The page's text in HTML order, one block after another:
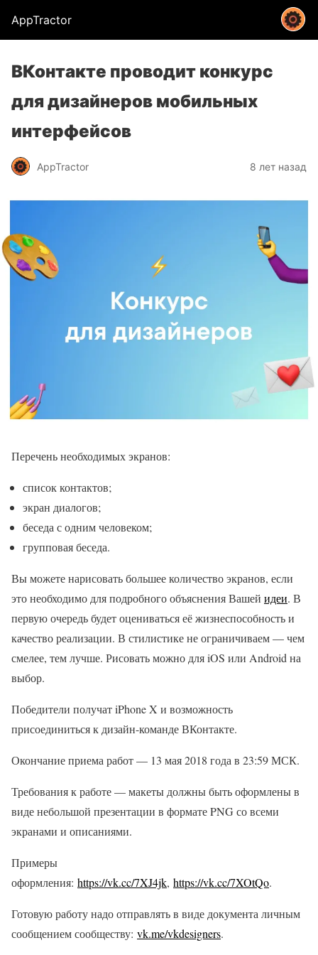
AppTractor
ВКонтакте проводит конкурс
для дизайнеров мобильных
интерфейсов
AppTractor 8 лет назад
Перечень необходимых экранов:
список контактов;
экран диалогов;
беседа с одним человеком;
групповая беседа.
Вы можете нарисовать большее количество экранов, если
это необходимо для подробного объяснения Вашей идеи. В
первую очередь будет оцениваться её жизнеспособность и
качество реализации. В стилистике не ограничиваем — чем
смелее, тем лучше. Рисовать можно для iOS или Android на
выбор.
Победители получат iPhone X и возможность
присоединиться к дизайн-команде ВКонтакте.
Окончание приема работ — 13 мая 2018 года в 23:59 МСК.
Требования к работе — макеты должны быть оформлены в
виде небольшой презентации в формате PNG со всеми
экранами и описаниями.
Примеры
оформления: https://vk.cc/7XJ4jk, https://vk.cc/7XOtQo.
Готовую работу надо отправлять в виде документа личным
сообщением сообществу: vk.me/vkdesigners.